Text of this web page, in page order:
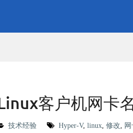
客户机网卡名
技术经验 Hyper-V, linux, 修改, 网